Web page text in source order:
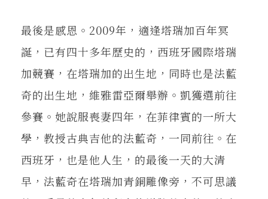
最後是感恩。2009年，適逢塔瑞加百年冥
誕，已有四十多年歷史的，西班牙國際塔瑞
加競賽，在塔瑞加的出生地，同時也是法藍
奇的出生地，維雅雷亞爾舉辦。凱獲選前往
參賽。她說服喪妻四年，在菲律賓的一所大
學，教授古典吉他的法藍奇，一同前往。在
西班牙，也是他人生，的最後一天的大清
早，法藍奇在塔瑞加青銅雕像旁，不可思議